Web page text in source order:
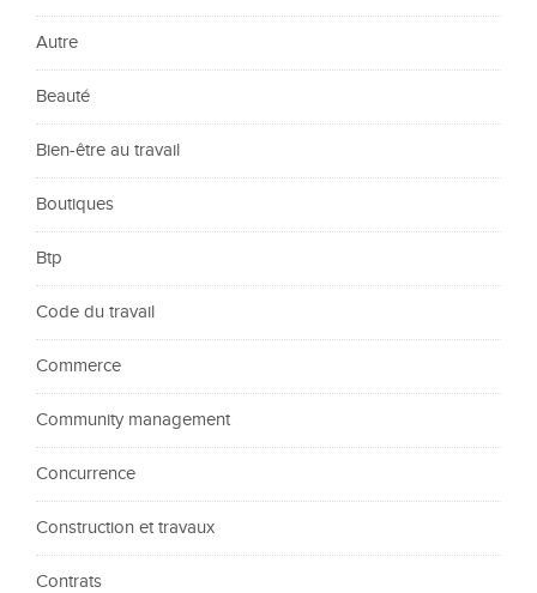
Autre
Beauté
Bien-être au travail
Boutiques
Btp
Code du travail
Commerce
Community management
Concurrence
Construction et travaux
Contrats